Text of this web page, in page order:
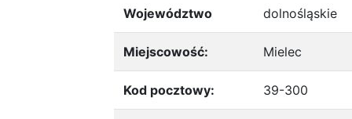
Województwo dolnośląskie
Miejscowość: Mielec
Kod pocztowy: 39-300